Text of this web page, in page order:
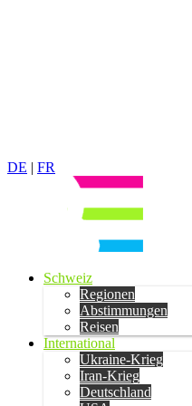
DE | FR
Schweiz
Regionen
Abstimmungen
Reisen
International
Ukraine-Krieg
Iran-Krieg
Deutschland